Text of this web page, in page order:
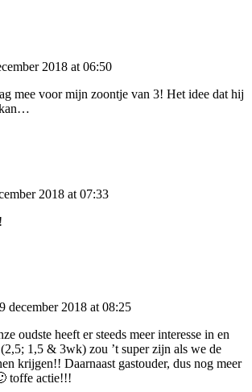
2018 at 06:50
mee voor mijn zoontje van 3! Het idee dat hij
kan…
2018 at 07:33
december 2018 at 08:25
oudste heeft er steeds meer interesse in en
1,5 & 3wk) zou ’t super zijn als we de
krijgen!! Daarnaast gastouder, dus nog meer
toffe actie!!!